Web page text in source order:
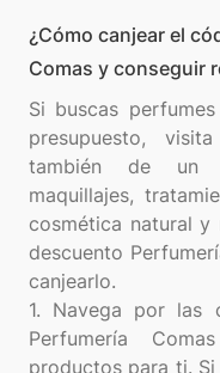
¿Cómo canjear el
Comas y conseguir
Si buscas
presupuesto,
también de un
maquillajes,
cosmética natural y
descuento
canjearlo.
1. Navega por las
Perfumería
productos para ti.